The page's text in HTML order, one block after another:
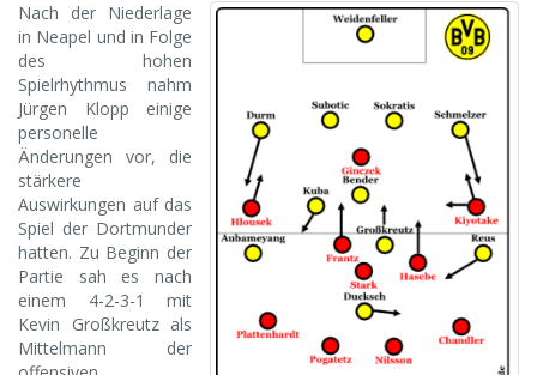
Nach der Niederlage
in Neapel und in Folge
des hohen
Spielrhythmus nahm
Jürgen Klopp einige
personelle
Änderungen vor, die
stärkere
Auswirkungen auf das
Spiel der Dortmunder
hatten. Zu Beginn der
Partie sah es nach
einem 4-2-3-1 mit
Kevin Großkreutz als
Mittelmann der